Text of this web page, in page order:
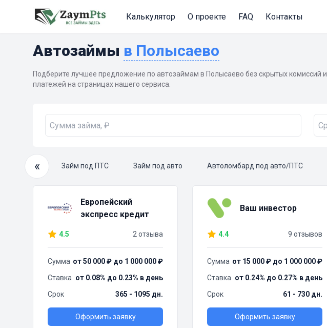
Калькулятор О проекте FAQ Контакты
Автозаймы в Полысаево
Подберите лучшее предложение по автозаймам в Полысаево без скрытых комиссий и
платежей на страницах нашего сервиса.
«
займ Займ под ПТС Займ под авто Автоломбард под авто/ПТС
Европейский
экспресс кредит
4.5 2 отзыва
Сумма от 50 000 ₽ до 1 000 000 ₽
Ставка от 0.08% до 0.23% в день
Срок
365 - 1095 дн.
Оформить заявку
Ваш инвестор
4.4 9 отзывов
Сумма от 15 000 ₽ до 1 000 000 ₽
Ставка от 0.24% до 0.27% в день
Срок
61 - 730 дн.
Оформить заявку